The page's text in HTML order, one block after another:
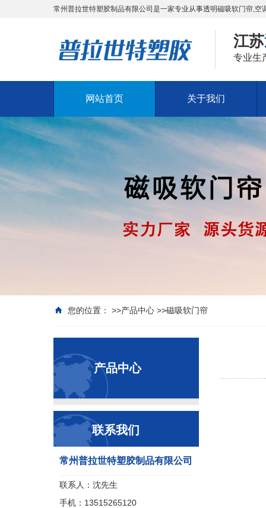
常州普拉世特塑胶制品有限公司是一家专业从事透明磁吸软门帘,
江苏
专业生
网站首页 关于我们
您的位置： >>产品中心 >>磁吸软门帘
产品中心
联系我们
常州普拉世特塑胶制品有限公司
联系人：沈先生
手机：13515265120